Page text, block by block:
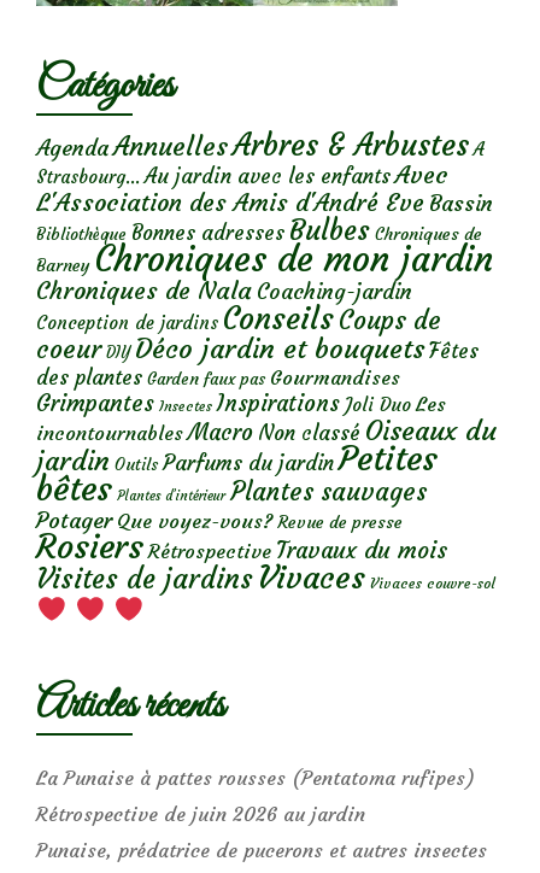
Catégories
AgendaAnnuellesArbres & Arbustes A
Strasbourg... Au jardin avec les enfantsAvec
L'Association des Amis d'André Eve Bassin
Bibliothèque Bonnes adresses Bulbes Chroniques de
Barney Chroniques de mon jardin
Chroniques de Nala Coaching-jardin
Conception de jardins ConseilsCoups de
coeur DIY Déco jardin et bouquetsFêtes
des plantes Garden faux pas Gourmandises
Grimpantes Insectes Inspirations Joli Duo Les
incontournables Macro Non classé Oiseaux du
jardin Outils Parfums du jardinPetites
bêtes Plantes d’intérieur Plantes sauvages
Potager Que voyez-vous? Revue de presse
Rosiers Rétrospective Travaux du mois
Visites de jardins Vivaces Vivaces couvre-sol
Articles récents
La Punaise à pattes rousses (Pentatoma rufipes)
Rétrospective de juin 2026 au jardin
Punaise, prédatrice de pucerons et autres insectes